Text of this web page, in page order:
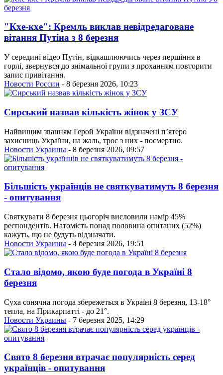
"Кхе-кхе": Кремль виклав невідредаговане
вітання Путіна з 8 березня
У середині відео Путін, відкашлюючись через першіння в
горлі, звернувся до знімальної групи з проханням повторити
запис привітання.
Новости России - 8 березня 2026, 10:23
Сирський назвав кількість жінок у ЗСУ
Найвищим званням Герой України відзначені пʼятеро
захисниць України, на жаль, троє з них - посмертно.
Новости Украины - 8 березня 2026, 09:57
Більшість українців не святкуватимуть 8 березня
- опитування
Святкувати 8 березня цьогоріч висловили намір 45%
респондентів. Натомість понад половина опитаних (52%)
кажуть, що не будуть відзначати.
Новости Украины - 4 березня 2026, 19:51
Стало відомо, якою буде погода в Україні 8
березня
Суха сонячна погода збережеться в Україні 8 березня, 13-18°
тепла, на Прикарпатті - до 21°.
Новости Украины - 7 березня 2025, 14:29
Свято 8 березня втрачає популярність серед
українців - опитування